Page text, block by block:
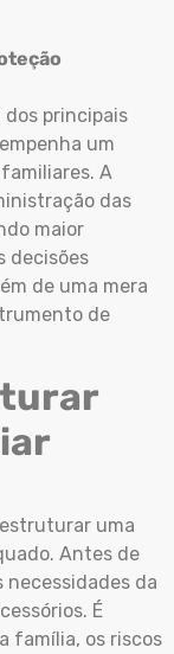
dos principais
um
A
das
maior
decisões
de uma mera
de
uma
Antes de
necessidades da
É
família, os riscos